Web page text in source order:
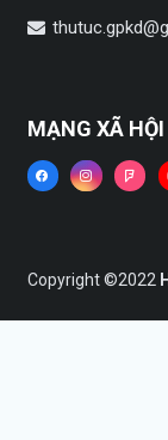
MẠNG XÃ HỘI
Copyright ©2022